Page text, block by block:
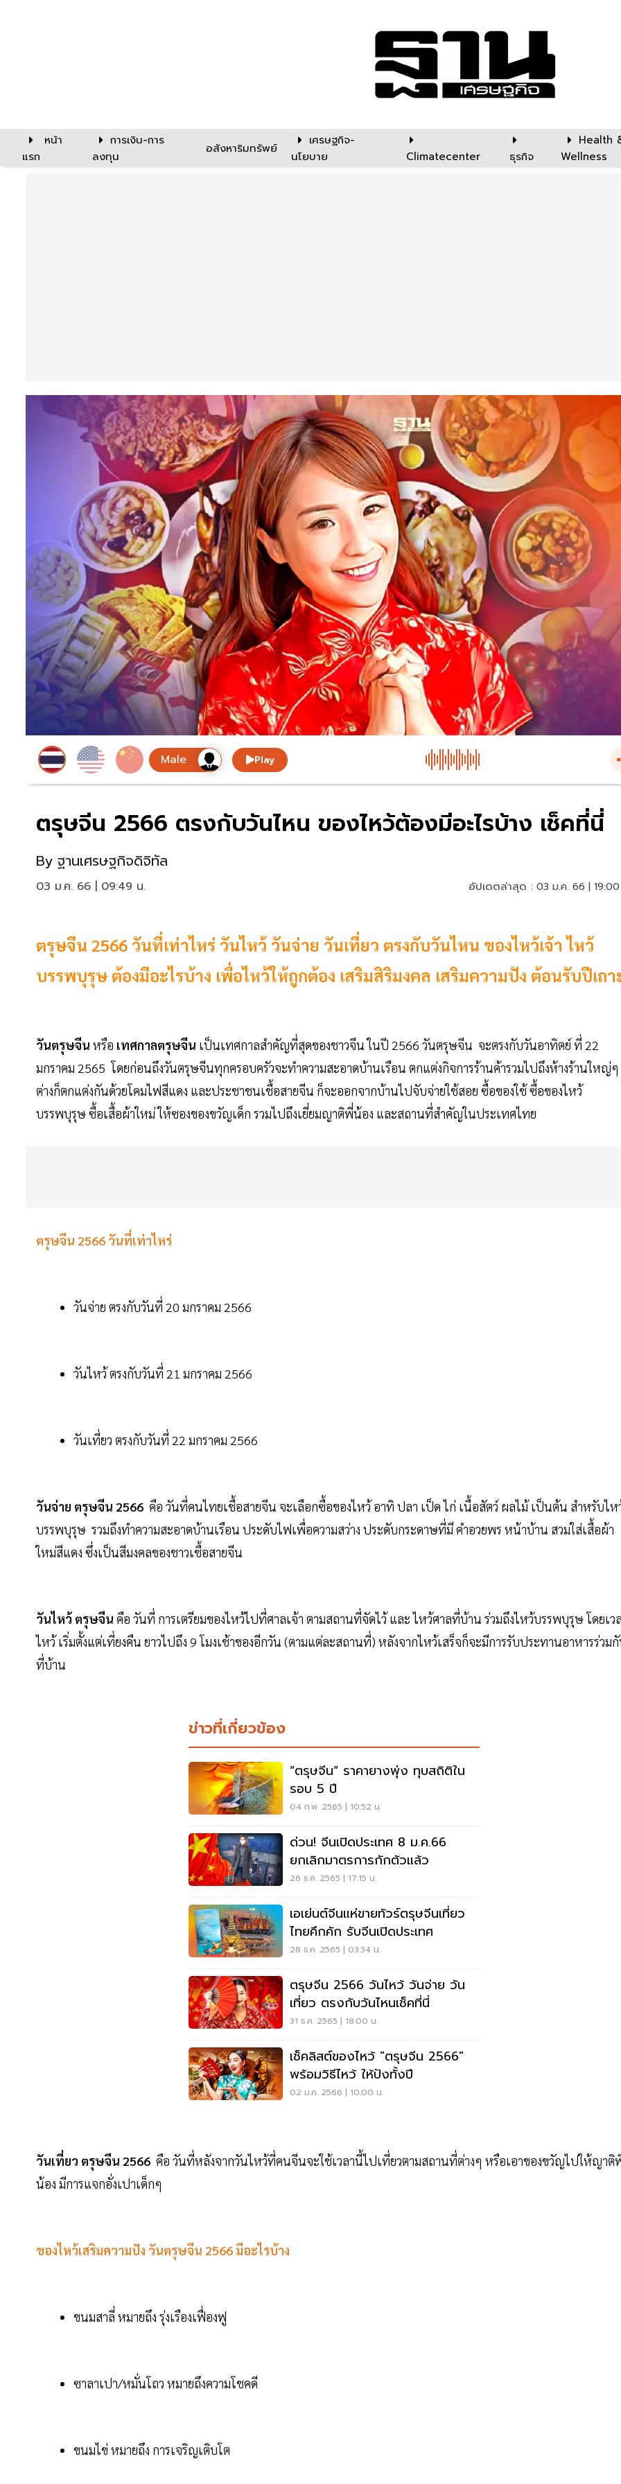
หน้า
แรก
การเงิน-การ
ลงทุน
อสังหาริมทรัพย์
เศรษฐกิจ-
นโยบาย
Climatecenter ธุรกิจ
Health
Wellness
Play
ตรุษจีน 2566 ตรงกับวันไหน ของไหว้ต้องมีอะไรบ้าง เช็คที่นี่
By ฐานเศรษฐกิจดิจิทัล
03 ม.ค. 66 | 09:49 น. อัปเดตล่าสุด : 03 ม.ค. 66 |
ตรุษจีน 2566 วันที่เท่าไหร่ วันไหว้ วันจ่าย วันเที่ยว ตรงกับวันไหน ของไหว้เจ้า ไหว้
บรรพบุรุษ ต้องมีอะไรบ้าง เพื่อไหว้ให้ถูกต้อง เสริมสิริมงคล เสริมความปัง ต้อนรับปีเถา
วันตรุษจีน หรือ เทศกาลตรุษจีน เป็นเทศกาลสำคัญที่สุดของชาวจีน ในปี 2566 วันตรุษจีน จะตรงกับวันอาทิตย์ ที่ 22
มกราคม 2565 โดยก่อนถึงวันตรุษจีนทุกครอบครัวจะทำความสะอาดบ้านเรือน ตกแต่งกิจการร้านค้ารวมไปถึงห้างร้านใหญ่ๆ
ต่างก็ตกแต่งกันด้วยโคมไฟสีแดง และประชาชนเชื้อสายจีน ก็จะออกจากบ้านไปจับจ่ายใช้สอย ซื้อของใช้ ซื้อของไหว้
บรรพบุรุษ ซื้อเสื้อผ้าใหม่ ให้ซองของขวัญเด็ก รวมไปถึงเยี่ยมญาติพี่น้อง และสถานที่สำคัญในประเทศไทย
ตรุษจีน 2566 วันที่เท่าไหร่
วันจ่าย ตรงกับวันที่ 20 มกราคม 2566
วันไหว้ ตรงกับวันที่ 21 มกราคม 2566
วันเที่ยว ตรงกับวันที่ 22 มกราคม 2566
วันจ่าย ตรุษจีน 2566 คือ วันที่คนไทยเชื้อสายจีน จะเลือกซื้อของไหว้ อาทิ ปลา เป็ด ไก่ เนื้อสัตว์ ผลไม้ เป็นต้น สำหรับไห
บรรพบุรุษ รวมถึงทำความสะอาดบ้านเรือน ประดับไฟเพื่อความสว่าง ประดับกระดาษที่มี คำอวยพร หน้าบ้าน สวมใส่เสื้อผ้า
ใหม่สีแดง ซึ่งเป็นสีมงคลของชาวเชื้อสายจีน
วันไหว้ ตรุษจีน คือ วันที่ การเตรียมของไหว้ไปที่ศาลเจ้า ตามสถานที่จัดไว้ และ ไหว้ศาลที่บ้าน ร่วมถึงไหว้บรรพบุรุษ โดยเว
ไหว้ เริ่มตั้งแต่เที่ยงคืน ยาวไปถึง 9 โมงเช้าของอีกวัน (ตามแต่ละสถานที่) หลังจากไหว้เสร็จก็จะมีการรับประทานอาหารร่วม
ที่บ้าน
ข่าวที่เกี่ยวข้อง
“ตรุษจีน” ราคายางพุ่ง ทุบสถิติใน
รอบ 5 ปี
04 ก.พ. 2565 | 10:52 น.
ด่วน! จีนเปิดประเทศ 8 ม.ค.66
ยกเลิกมาตรการกักตัวแล้ว
26 ธ.ค. 2565 | 17:15 น.
เอเย่นต์จีนแห่ขายทัวร์ตรุษจีนเที่ยว
ไทยคึกคัก รับจีนเปิดประเทศ
28 ธ.ค. 2565 | 03:34 น.
ตรุษจีน 2566 วันไหว้ วันจ่าย วัน
เที่ยว ตรงกับวันไหนเช็คที่นี่
31 ธ.ค. 2565 | 18:00 น.
เช็คลิสต์ของไหว้ "ตรุษจีน 2566"
พร้อมวิธีไหว้ ให้ปังทั้งปี
02 ม.ค. 2566 | 10:00 น.
วันเที่ยว ตรุษจีน 2566 คือ วันที่หลังจากวันไหว้ที่คนจีนจะใช้เวลานี้ไปเที่ยวตามสถานที่ต่างๆ หรือเอาของขวัญไปให้ญาติ
น้อง มีการแจกอั่งเปาเด็กๆ
ของไหว้เสริมความปัง วันตรุษจีน 2566 มีอะไรบ้าง
ขนมสาลี่ หมายถึง รุ่งเรืองเฟื่องฟู
ซาลาเปา/หมั่นโถว หมายถึงความโชคดี
ขนมไข่ หมายถึง การเจริญเติบโต